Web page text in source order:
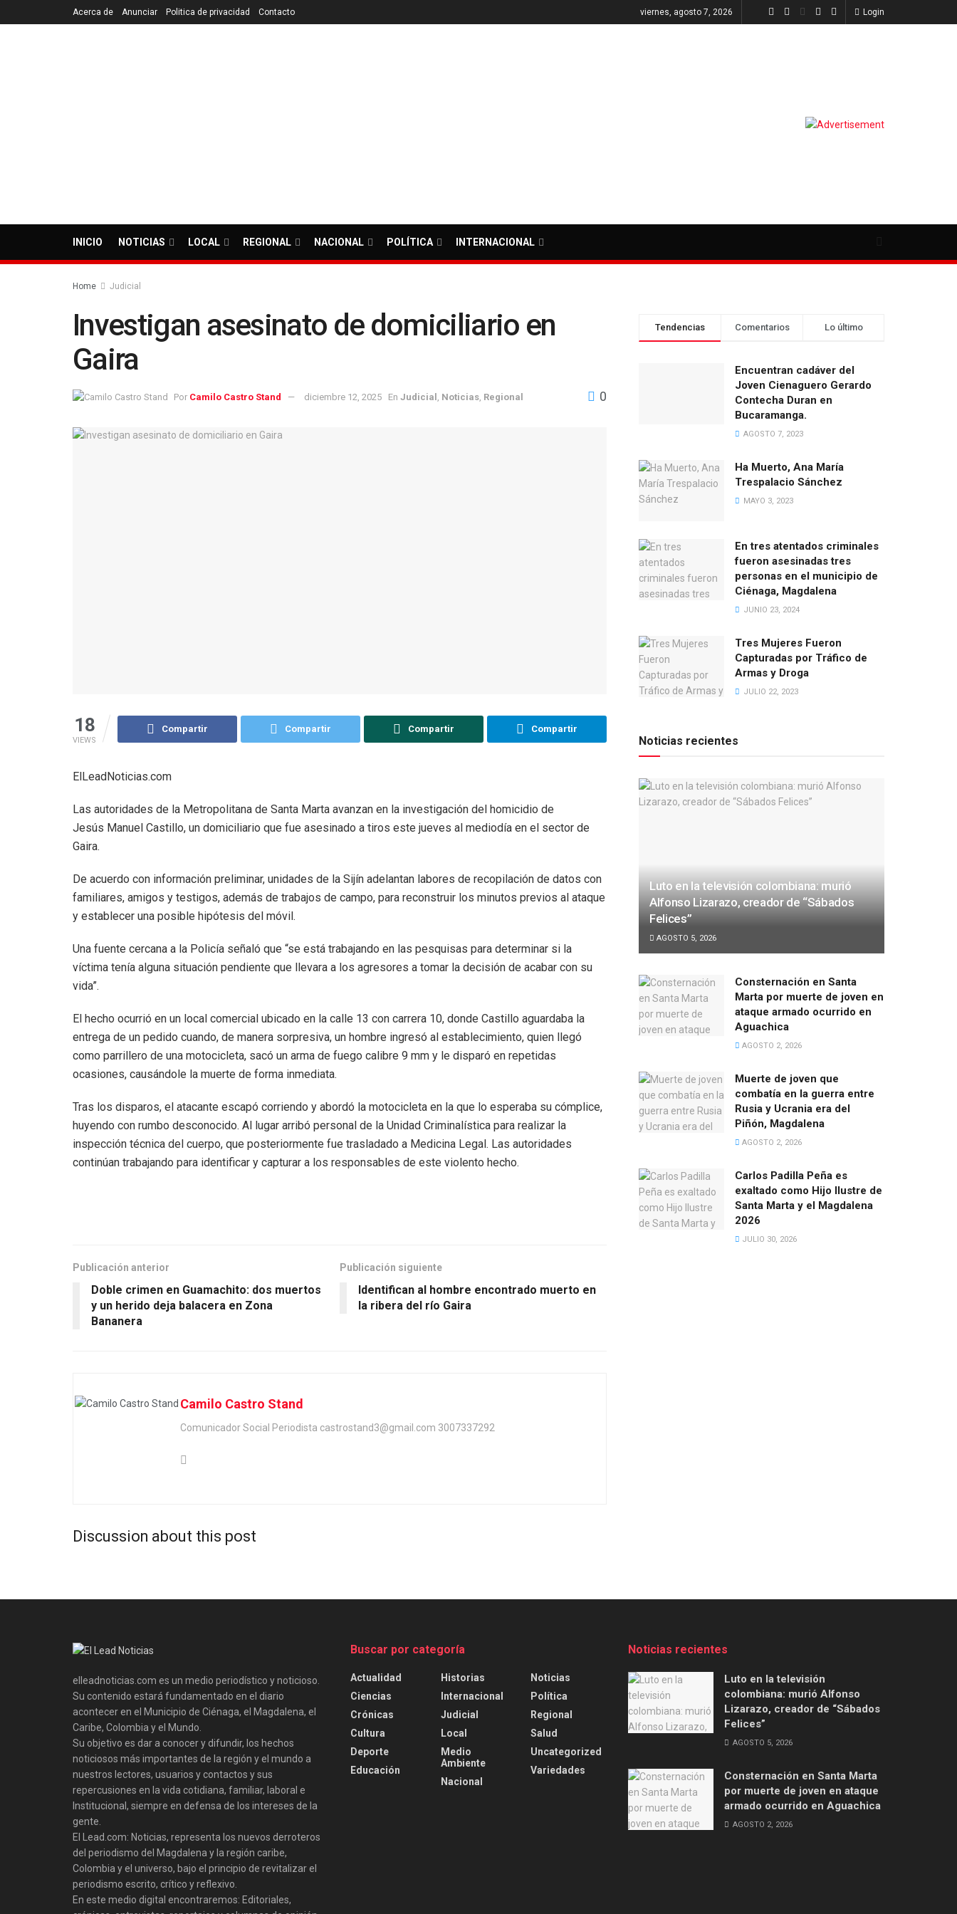
Acerca de Anunciar Politica de privacidad Contacto viernes, agosto 7, 2026 Login
INICIO NOTICIAS LOCAL REGIONAL NACIONAL POLÍTICA INTERNACIONAL
Home Judicial
Investigan asesinato de domiciliario en
Gaira
Por Camilo Castro Stand diciembre 12, 2025 En Judicial Noticias Regional 0
18
VIEWS
Compartir Compartir Compartir Compartir
ElLeadNoticias.com
Las autoridades de la Metropolitana de Santa Marta avanzan en la investigación del homicidio de
Jesús Manuel Castillo, un domiciliario que fue asesinado a tiros este jueves al mediodía en el sector de
Gaira.
De acuerdo con información preliminar, unidades de la Sijín adelantan labores de recopilación de datos con
familiares, amigos y testigos, además de trabajos de campo, para reconstruir los minutos previos al ataque
y establecer una posible hipótesis del móvil.
Una fuente cercana a la Policía señaló que “se está trabajando en las pesquisas para determinar si la
víctima tenía alguna situación pendiente que llevara a los agresores a tomar la decisión de acabar con su
vida”.
El hecho ocurrió en un local comercial ubicado en la calle 13 con carrera 10, donde Castillo aguardaba la
entrega de un pedido cuando, de manera sorpresiva, un hombre ingresó al establecimiento, quien llegó
como parrillero de una motocicleta, sacó un arma de fuego calibre 9 mm y le disparó en repetidas
ocasiones, causándole la muerte de forma inmediata.
Tras los disparos, el atacante escapó corriendo y abordó la motocicleta en la que lo esperaba su cómplice,
huyendo con rumbo desconocido. Al lugar arribó personal de la Unidad Criminalística para realizar la
inspección técnica del cuerpo, que posteriormente fue trasladado a Medicina Legal. Las autoridades
continúan trabajando para identificar y capturar a los responsables de este violento hecho.
Publicación anterior
Doble crimen en Guamachito: dos muertos
y un herido deja balacera en Zona
Bananera
Publicación siguiente
Identifican al hombre encontrado muerto en
la ribera del río Gaira
Camilo Castro Stand
Comunicador Social Periodista castrostand3@gmail.com 3007337292
Discussion about this post
Tendencias Comentarios Lo último
Encuentran cadáver del
Joven Cienaguero Gerardo
Contecha Duran en
Bucaramanga.
AGOSTO 7, 2023
Ha Muerto, Ana María
Trespalacio Sánchez
MAYO 3, 2023
En tres atentados criminales
fueron asesinadas tres
personas en el municipio de
Ciénaga, Magdalena
JUNIO 23, 2024
Tres Mujeres Fueron
Capturadas por Tráfico de
Armas y Droga
JULIO 22, 2023
Noticias recientes
Luto en la televisión colombiana: murió
Alfonso Lizarazo, creador de “Sábados
Felices”
AGOSTO 5, 2026
Consternación en Santa
Marta por muerte de joven en
ataque armado ocurrido en
Aguachica
AGOSTO 2, 2026
Muerte de joven que
combatía en la guerra entre
Rusia y Ucrania era del
Piñón, Magdalena
AGOSTO 2, 2026
Carlos Padilla Peña es
exaltado como Hijo Ilustre de
Santa Marta y el Magdalena
2026
JULIO 30, 2026
elleadnoticias.com es un medio periodístico y noticioso.
Su contenido estará fundamentado en el diario
acontecer en el Municipio de Ciénaga, el Magdalena, el
Caribe, Colombia y el Mundo.
Su objetivo es dar a conocer y difundir, los hechos
noticiosos más importantes de la región y el mundo a
nuestros lectores, usuarios y contactos y sus
repercusiones en la vida cotidiana, familiar, laboral e
Institucional, siempre en defensa de los intereses de la
gente.
El Lead.com: Noticias, representa los nuevos derroteros
del periodismo del Magdalena y la región caribe,
Colombia y el universo, bajo el principio de revitalizar el
periodismo escrito, crítico y reflexivo.
En este medio digital encontraremos: Editoriales,
Buscar por categoría
Actualidad
Ciencias
Crónicas
Cultura
Deporte
Educación
Historias
Internacional
Judicial
Local
Medio
Ambiente
Nacional
Noticias
Política
Regional
Salud
Uncategorized
Variedades
Noticias recientes
Luto en la televisión
colombiana: murió Alfonso
Lizarazo, creador de “Sábados
Felices”
AGOSTO 5, 2026
Consternación en Santa Marta
por muerte de joven en ataque
armado ocurrido en Aguachica
AGOSTO 2, 2026